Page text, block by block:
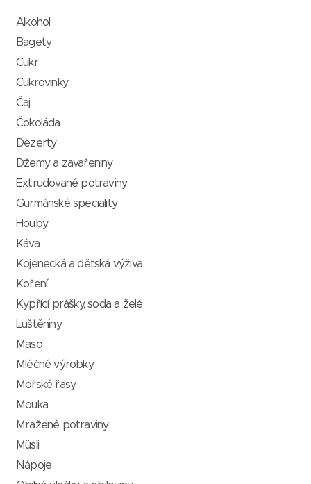
Alkohol
Bagety
Cukr
Cukrovinky
Čaj
Čokoláda
Dezerty
Džemy a zavařeniny
Extrudované potraviny
Gurmánské speciality
Houby
Káva
Kojenecká a dětská výživa
Koření
Kypřící prášky, soda a želé
Luštěniny
Maso
Mléčné výrobky
Mořské řasy
Mouka
Mražené potraviny
Müsli
Nápoje